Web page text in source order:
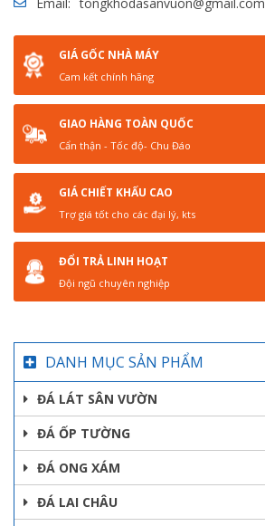
GIÁ GỐC NHÀ MÁY
Cam kết chính hãng
GIAO HÀNG TOÀN QUỐC
Cẩn thận - Tốc độ- Chu Đáo
GIÁ CHIẾT KHẤU CAO
Trợ giá tốt cho các đại lý, kts
ĐỔI TRẢ LINH HOẠT
Đội ngũ chuyên nghiệp
DANH MỤC SẢN PHẨM
ĐÁ LÁT SÂN VƯỜN
ĐÁ ỐP TƯỜNG
ĐÁ ONG XÁM
ĐÁ LAI CHÂU